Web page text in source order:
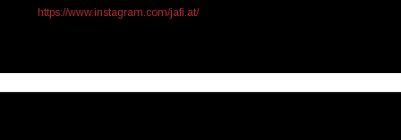
https://www.instagram.com/jafi.at/